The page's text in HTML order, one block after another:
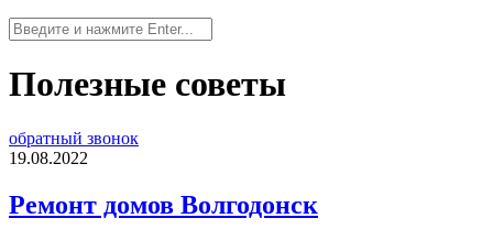
Полезные советы
обратный звонок
19.08.2022
Ремонт домов Волгодонск